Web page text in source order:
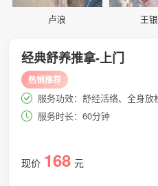
卢浪 王
经典舒养推拿-上门
热销推荐
服务功效：舒经活络、全身放
服务时长：60分钟
现价 168 元